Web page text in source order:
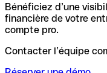
Bénéficiez d’une
financière de votre
compte pro.
Contacter l’équipe